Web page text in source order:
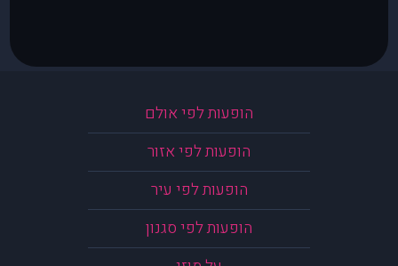
הופעות לפי אולם
הופעות לפי אזור
הופעות לפי עיר
הופעות לפי סגנון